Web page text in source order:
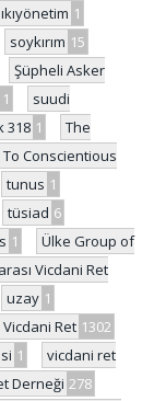
1
soykırım 15
Şüpheli Asker
1
suudi
318 1
The
Conscientious
tunus 1
tüsiad 6
1
Ülke Group of
Vicdani Ret
uzay 1
Vicdani Ret 1302
1
vicdani ret
Derneği 278